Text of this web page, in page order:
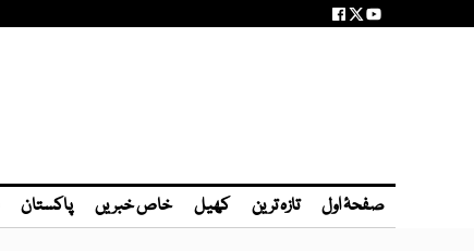
صفحۂ اول تازہ ترین کھیل خاص خبریں پاکستان